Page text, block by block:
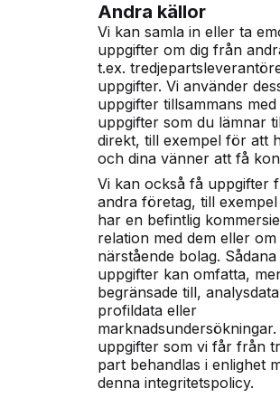
Andra källor
Vi kan samla in eller ta
uppgifter om dig från
t.ex.
uppgifter. Vi använder
uppgifter tillsammans med
uppgifter som du lämnar
direkt, till exempel för att
och dina vänner att få
Vi kan också få uppgifter
andra företag, till
har en befintlig
relation med dem eller
närstående bolag. Sådana
uppgifter kan omfatta,
begränsade till,
profildata eller
uppgifter som vi får från
part behandlas i enlighet
denna integritetspolicy.